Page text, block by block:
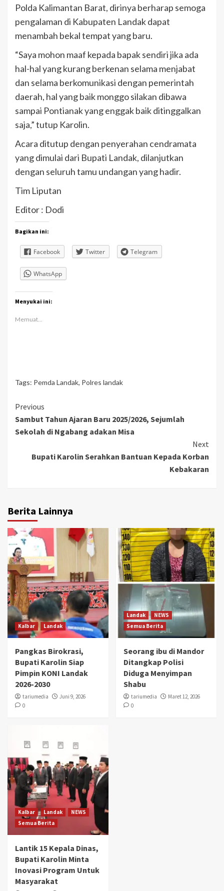
Polda Kalimantan Barat, dirinya berharap semoga
pengalaman di Kabupaten Landak dapat
menambah bekal tempat yang baru.
“Saya mohon maaf kepada bapak sendiri jika ada
hal-hal yang kurang berkenan selama menjabat
dan selama berkomunikasi dengan pemerintah
daerah, hal yang baik monggo silakan dibawa
sampai Pontianak yang enggak baik ditinggalkan
saja,” tutup Karolin.
Acara ditutup dengan penyerahan cendramata
yang dimulai dari Bupati Landak, dilanjutkan
dengan seluruh tamu undangan yang hadir.
Tim Liputan
Editor : Dodi
Bagikan ini:
Facebook Twitter Telegram
WhatsApp
Menyukai ini:
Memuat...
Tags: Pemda Landak, Polres landak
Continue
Reading
Previous
Sambut Tahun Ajaran Baru 2025/2026, Sejumlah
Sekolah di Ngabang adakan Misa
Next
Bupati Karolin Serahkan Bantuan Kepada Korban
Kebakaran
Berita Lainnya
Kalbar Landak
Pangkas Birokrasi,
Bupati Karolin Siap
Pimpin KONI Landak
2026-2030
tariumedia
Juni 9, 2026
0
Landak
NEWS
Semua Berita
Seorang ibu di Mandor
Ditangkap Polisi
Diduga Menyimpan
Shabu
tariumedia
Maret 12, 2026
0
Kalbar Landak
NEWS
Semua Berita
Lantik 15 Kepala Dinas,
Bupati Karolin Minta
Inovasi Program Untuk
Masyarakat